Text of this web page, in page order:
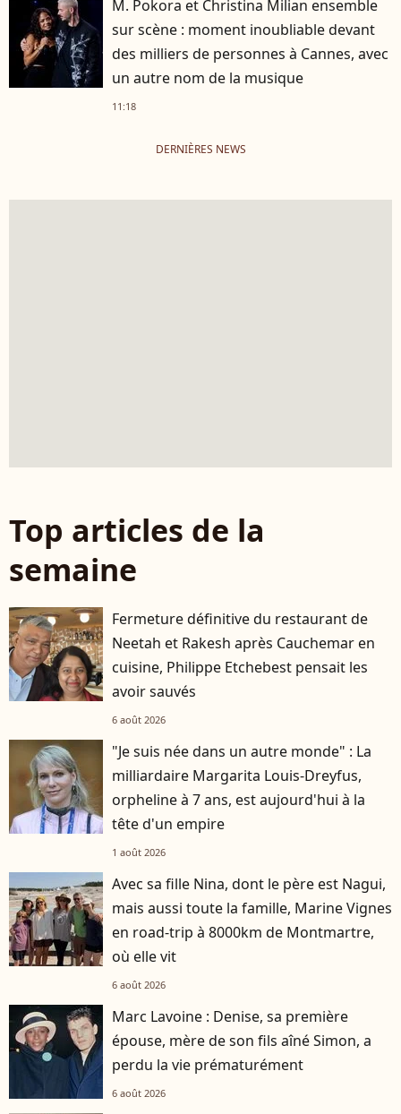
M. Pokora et Christina Milian ensemble
sur scène : moment inoubliable devant
des milliers de personnes à Cannes, avec
un autre nom de la musique
11:18
DERNIÈRES NEWS
Top articles de la
semaine
Fermeture définitive du restaurant de
Neetah et Rakesh après Cauchemar en
cuisine, Philippe Etchebest pensait les
avoir sauvés
6 août 2026
"Je suis née dans un autre monde" : La
milliardaire Margarita Louis-Dreyfus,
orpheline à 7 ans, est aujourd'hui à la
tête d'un empire
1 août 2026
Avec sa fille Nina, dont le père est Nagui,
mais aussi toute la famille, Marine Vignes
en road-trip à 8000km de Montmartre,
où elle vit
6 août 2026
Marc Lavoine : Denise, sa première
épouse, mère de son fils aîné Simon, a
perdu la vie prématurément
6 août 2026